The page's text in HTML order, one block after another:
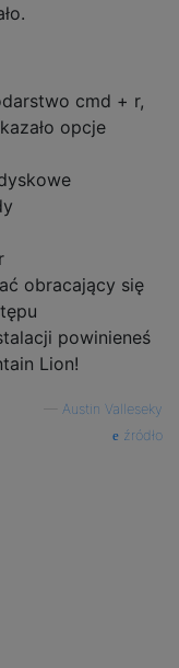
cmd + r,
opcje
obracający się
powinieneś
Lion!
Austin Valleseky
źródło